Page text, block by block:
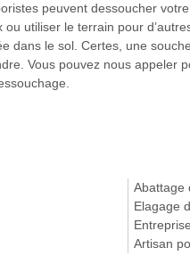
peuvent dessoucher
utiliser le terrain pour
dans le sol. Certes, une
Vous pouvez nous appeler
Abattage
Elagage
Artisan